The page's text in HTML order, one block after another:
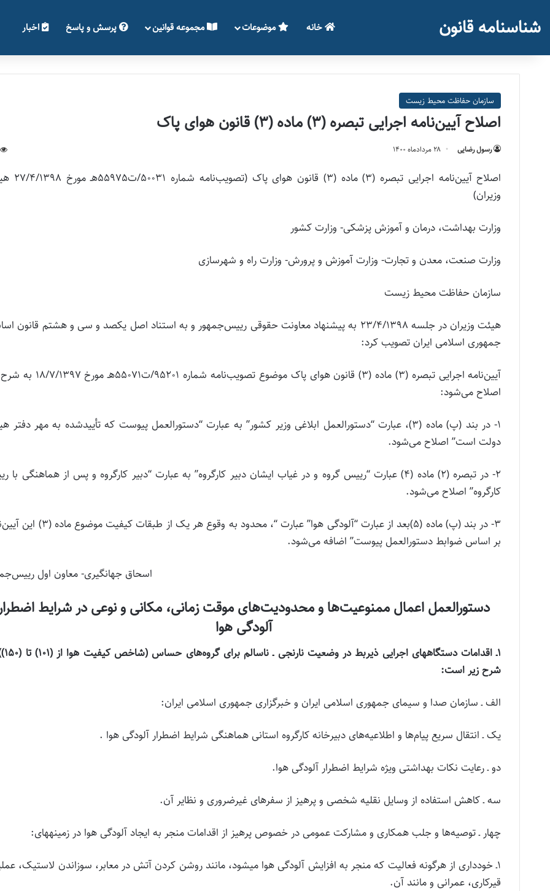
شناسنامه قانون خانه موضوعات مجموعه قوانین پرسش و پاسخ اخبار
سازمان حفاظت محيط زيست
اصلاح آیین‌نامه اجرایی تبصره (3) ماده (3) قانون هوای پاک
رسول رضایی ۲۸ مرداد‌ماه ۱۴۰۰
اصلاح آیین‌نامه اجرایی تبصره
وزیران)
وزارت بهداشت، درمان و آموزش پزشکی- وزارت کشور
وزارت صنعت، معدن و تجارت- وزارت آموزش و پرورش- وزارت راه و شهرسازی
سازمان حفاظت محیط زیست
هیئت وزیران در جلسه 23/4/1398 به پیشنهاد معاونت حقوقی رییس‌جمهور و به استناد اصل یکصد و سی و هشتم قانون
جمهوری اسلامی ایران تصویب کرد:
آیین‌نامه اجرایی تبصره (3) ماده (3) قانون هوای پاک موضوع تصویب‌نامه شماره
اصلاح می‌شود:
1- در بند (پ) ماده (3)، عبارت “دستورالعمل ابلاغی وزیر کشور” به عبارت “دستورالعمل پیوست که تأییدشده به مهر دفتر
دولت است” اصلاح می‌شود.
2- در تبصره (2) ماده (4) عبارت “رییس گروه و در غیاب ایشان دبیر کارگروه” به عبارت “دبیر کارگروه و پس از هماهنگی با
کارگروه” اصلاح می‌شود.
3- در بند (پ) ماده (5)‌بعد از عبارت “آلودگی هوا” عبارت “، محدود به وقوع هر یک از
بر اساس ضوابط دستورالعمل پیوست” اضافه می‌شود.
اسحاق جهانگیری- معاون اول
دستورالعمل اعمال ممنوعیت‌ها و محدودیت‌های موقت زمانی، مکانی و نوعی در شرایط
آلودگی هوا
۱ـ اقدامات
شرح زیر است:
الف ـ سازمان صدا و سیمای جمهوری اسلامی ایران و خبرگزاری جمهوری اسلامی ایران:
یک ـ انتقال سریع پیام‌ها و اطلاعیه‌های دبیرخانه کارگروه استانی هماهنگی شرایط اضطرار آلودگی هوا .
دو ـ رعایت نکات بهداشتی ویژه شرایط اضطرار آلودگی هوا.
سه ـ کاهش استفاده از وسایل نقلیه شخصی و پرهیز از سفرهای غیرضروری و نظایر آن.
چهار ـ توصیه‌ها و جلب همکاری و مشارکت عمومی در خصوص پرهیز از اقدامات منجر به ایجاد آلودگی هوا در زمینه­های:
۱ـ خودداری از هرگونه فعالیت که منجر به افزایش آلودگی هوا می­شود، مانند روشن کردن آتش در معابر، سوزاندن لاستیک،
قیرکاری، عمرانی و مانند آن.